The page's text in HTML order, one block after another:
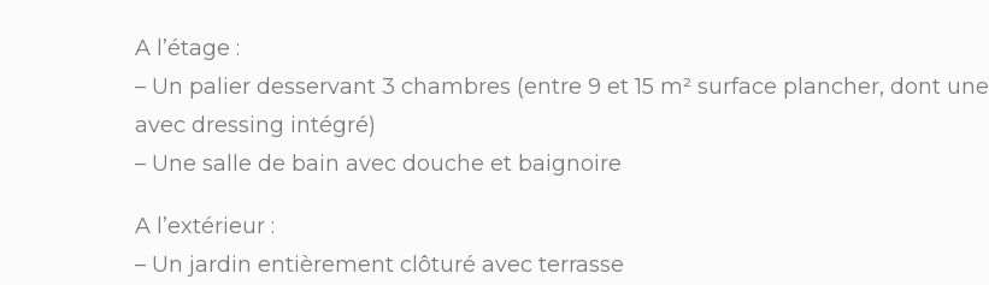
A l’étage :
– Un palier desservant 3 chambres (entre 9 et 15 m² surface plancher, dont une
avec dressing intégré)
– Une salle de bain avec douche et baignoire
A l’extérieur :
– Un jardin entièrement clôturé avec terrasse